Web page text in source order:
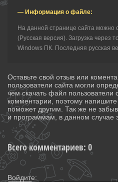
— Информация о файле:
На данной странице сайта можно
(Русская версия). Загрузка через
Windows ПК. Последняя русская
Оставьте свой отзыв или
пользователи сайта могли
чем скачать файл пользователи
комментарии, поэтому
поможет другим. Так же не
и программам, в данном случае
Всего комментариев: 0
Войдите: